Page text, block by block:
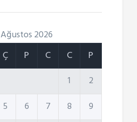
Ağustos 2026
Ç P C C
P
1
2
5 6 7 8
9